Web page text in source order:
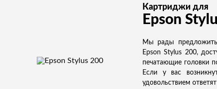
Картриджи для
Epson
Мы рады предложить
Epson Stylus 200,
печатающие головки
Если у вас
удовольствием